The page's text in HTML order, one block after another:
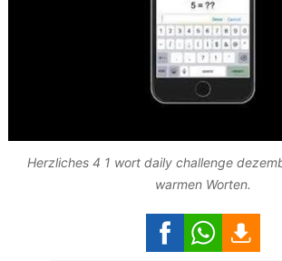
Herzliches 4 1 wort daily challenge
warmen Worten.